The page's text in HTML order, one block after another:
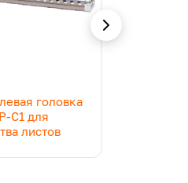
головка
C1 для
листов